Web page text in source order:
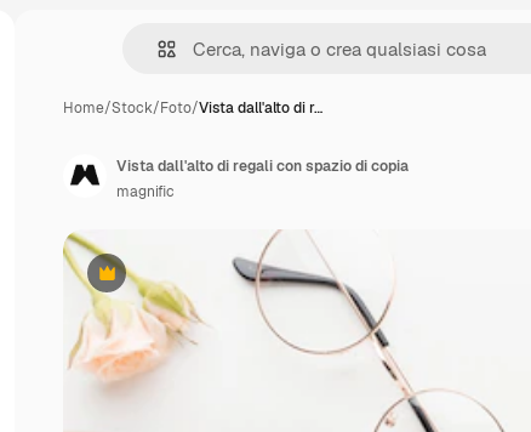
Home/Stock/Foto/Vista dall'alto di r…
Premium
Vista dall'alto di regali con spazio di copia
magnific